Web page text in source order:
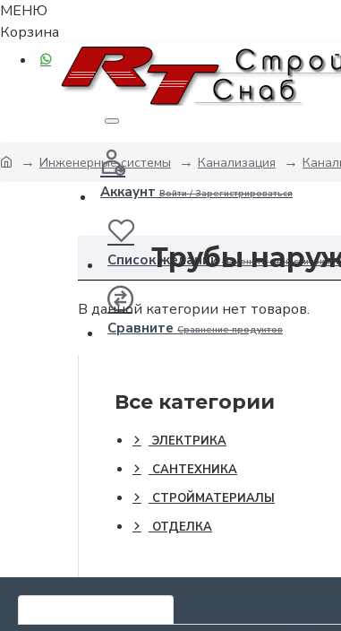
МЕНЮ
Корзина
Аккаунт Войти / Зарегистрироваться
Список желанийИзменить свой список
Сравните Сравнение продуктов
Инженерные системы Канализация
Трубы
В данной категории нет товаров.
Все категории
ЭЛЕКТРИКА
САНТЕХНИКА
СТРОЙМАТЕРИАЛЫ
ОТДЕЛКА